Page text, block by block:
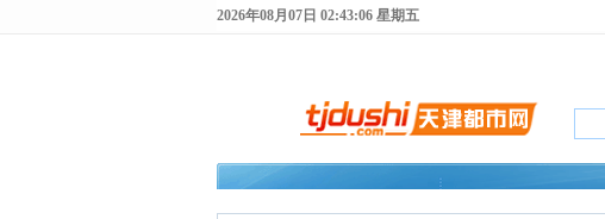
2026年08月07日 02:43:07 星期五